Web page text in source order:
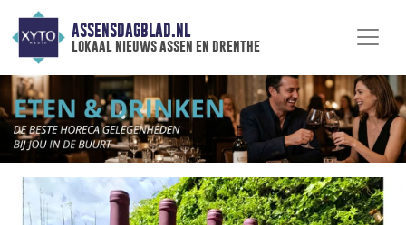
ASSENSDAGBLAD.NL
lokaal nieuws assen en drenthe